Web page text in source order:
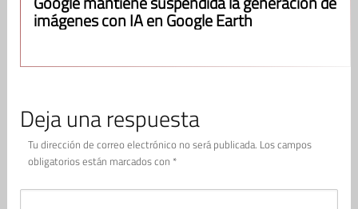
imágenes con IA en Google Earth
Deja una respuesta
Tu dirección de correo electrónico no será publicada. Los campos
obligatorios están marcados con *